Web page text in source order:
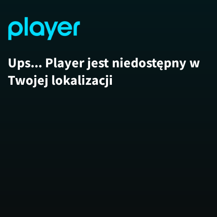
Ups... Player jest niedostępny w
Twojej lokalizacji